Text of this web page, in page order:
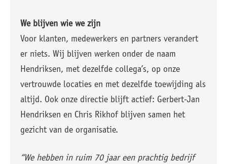
We blijven wie we zijn
Voor klanten, medewerkers en partners verandert
er niets. Wij blijven werken onder de naam
Hendriksen, met dezelfde collega’s, op onze
vertrouwde locaties en met dezelfde toewijding als
altijd. Ook onze directie blijft actief: Gerbert-Jan
Hendriksen en Chris Rikhof blijven samen het
gezicht van de organisatie.
“We hebben in ruim 70 jaar een prachtig bedrijf